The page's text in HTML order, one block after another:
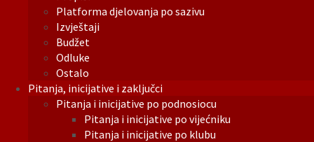
Platforma djelovanja po sazivu
Izvještaji
Budžet
Odluke
Ostalo
Pitanja, inicijative i zaključci
Pitanja i inicijative po podnosiocu
Pitanja i inicijative po vijećniku
Pitanja i inicijative po klubu